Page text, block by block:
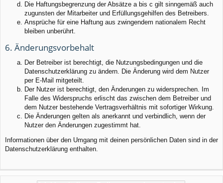
Die Haftungsbegrenzung der Absätze a bis c gilt sinngemäß auch
zugunsten der Mitarbeiter und Erfüllungsgehilfen des Betreibers.
Ansprüche für eine Haftung aus zwingendem nationalem Recht
bleiben unberührt.
6. Änderungsvorbehalt
Der Betreiber ist berechtigt, die Nutzungsbedingungen und die
Datenschutzerklärung zu ändern. Die Änderung wird dem Nutzer
per E-Mail mitgeteilt.
Der Nutzer ist berechtigt, den Änderungen zu widersprechen. Im
Falle des Widerspruchs erlischt das zwischen dem Betreiber und
dem Nutzer bestehende Vertragsverhältnis mit sofortiger Wirkung.
Die Änderungen gelten als anerkannt und verbindlich, wenn der
Nutzer den Änderungen zugestimmt hat.
Informationen über den Umgang mit deinen persönlichen Daten sind in der
Datenschutzerklärung enthalten.